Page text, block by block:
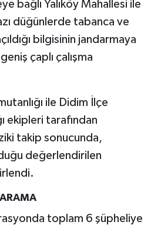
bağlı Yalıköy Mahallesi ile
düğünlerde tabanca ve
bilgisinin jandarmaya
çaplı çalışma
ile Didim İlçe
ekipleri tarafından
takip sonucunda,
değerlendirilen
toplam 6 şüpheliye